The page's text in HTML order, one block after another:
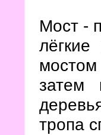
Мост -
затем
тропа